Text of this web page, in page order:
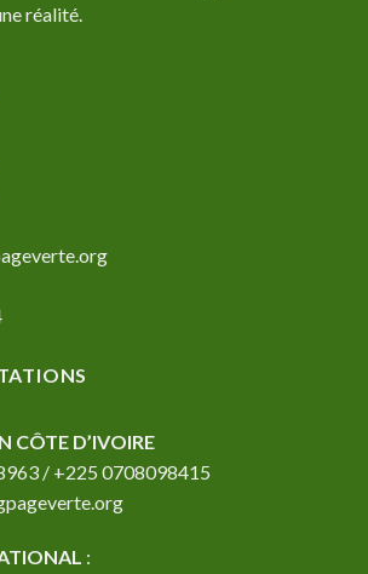
réalité.
CÔTE D’IVOIRE
/ +225 0708098415
: